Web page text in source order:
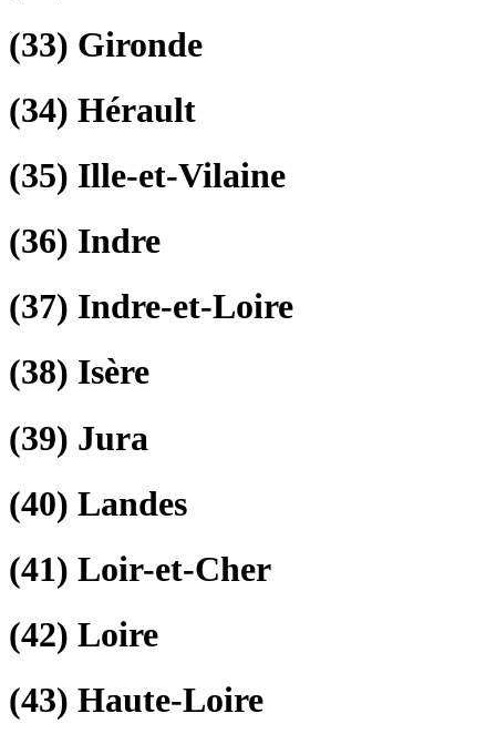
(33) Gironde
(34) Hérault
(35) Ille-et-Vilaine
(36) Indre
(37) Indre-et-Loire
(38) Isère
(39) Jura
(40) Landes
(41) Loir-et-Cher
(42) Loire
(43) Haute-Loire